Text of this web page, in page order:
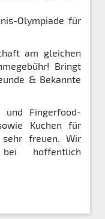
Olympiade für
am gleichen
Bringt
& Bekannte
Fingerfood-
Kuchen für
freuen. Wir
hoffentlich